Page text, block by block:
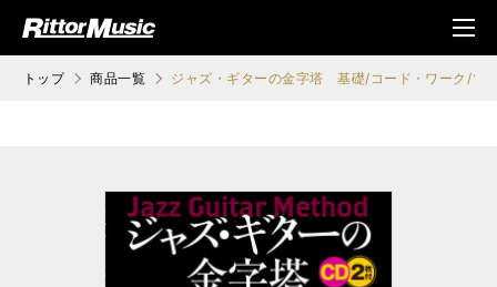
ジック (Rittor Musi
メニ
ュ
トップ 商品一覧 ジャズ・ギターの金字塔 基礎/コード・ワーク/ソ